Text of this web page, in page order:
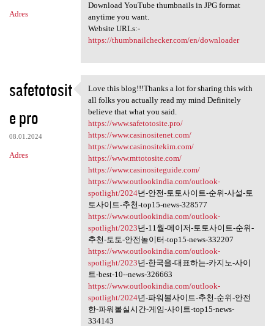
Adres
Download YouTube thumbnails in JPG format
anytime you want.
Website URLs:-
https://thumbnailchecker.com/en/downloader
safetotosit
e pro
08.01.2024
Adres
Love this blog!!!Thanks a lot
Love this blog!!!Thanks a lot for sharing this with
all folks you actually read my mind Definitely
believe that what you said.
https://www.safetotosite.pro/
https://www.casinositenet.com/
https://www.casinositekim.com/
https://www.mttotosite.com/
https://www.casinositeguide.com/
https://www.outlookindia.com/outlook-
spotlight/2024년-안전-토토사이트-순위-사설-토
토사이트-추천-top15-news-328577
https://www.outlookindia.com/outlook-
spotlight/2023년-11월-메이저-토토사이트-순위-
추천-토토-안전놀이터-top15-news-332207
https://www.outlookindia.com/outlook-
spotlight/2023년-한국을-대표하는-카지노-사이
트-best-10--news-326663
https://www.outlookindia.com/outlook-
spotlight/2024년-파워볼사이트-추천-순위-안전
한-파워볼실시간-게임-사이트-top15-news-
334143